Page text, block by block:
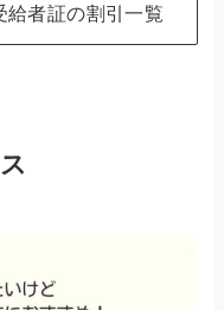
給者証の割引一覧